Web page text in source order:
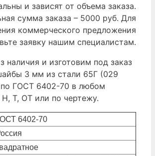
и зависят от объема заказа.
сумма заказа – 5000 руб. Для
коммерческого предложения
заявку нашим специалистам.
наличия и изготовим под заказ
3 мм из стали 65Г (029
ГОСТ 6402-70 в любом
Н, Т, ОТ или по чертежу.
6402-70